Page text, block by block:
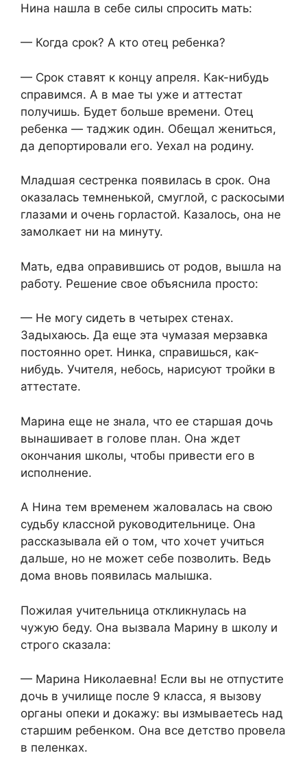
Нина нашла в себе силы спросить мать:
— Когда срок? А кто отец ребенка?
— Срок ставят к концу апреля. Как-нибудь
справимся. А в мае ты уже и аттестат
получишь. Будет больше времени. Отец
ребенка — таджик один. Обещал жениться,
да депортировали его. Уехал на родину.
Младшая сестренка появилась в срок. Она
оказалась темненькой, смуглой, с раскосыми
глазами и очень горластой. Казалось, она не
замолкает ни на минуту.
Мать, едва оправившись от родов, вышла на
работу. Решение свое объяснила просто:
— Не могу сидеть в четырех стенах.
Задыхаюсь. Да еще эта чумазая мерзавка
постоянно орет. Нинка, справишься, как-
нибудь. Учителя, небось, нарисуют тройки в
аттестате.
Марина еще не знала, что ее старшая дочь
вынашивает в голове план. Она ждет
окончания школы, чтобы привести его в
исполнение.
А Нина тем временем жаловалась на свою
судьбу классной руководительнице. Она
рассказывала ей о том, что хочет учиться
дальше, но не может себе позволить. Ведь
дома вновь появилась малышка.
Пожилая учительница откликнулась на
чужую беду. Она вызвала Марину в школу и
строго сказала:
— Марина Николаевна! Если вы не отпустите
дочь в училище после 9 класса, я вызову
органы опеки и докажу: вы измываетесь над
старшим ребенком. Она все детство провела
в пеленках.